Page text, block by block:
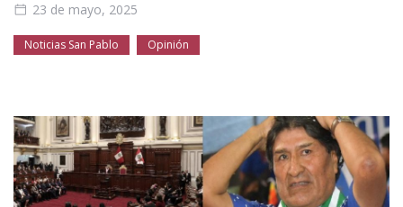
Alumnos Profesores
Público general
Licenciamiento
23 de mayo, 2025
Noticias San Pablo Opinión